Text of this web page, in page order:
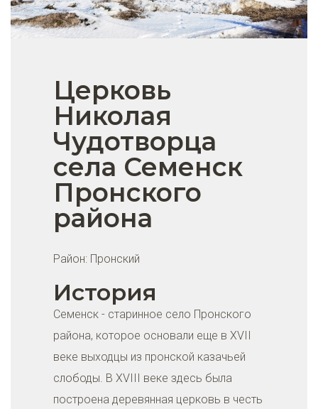
Церковь
Николая
Чудотворца
села Семенск
Пронского
района
Район: Пронский
История
Семенск - старинное село Пронского
района, которое основали еще в XVII
веке выходцы из пронской казачьей
слободы. В XVIII веке здесь была
построена деревянная церковь в честь